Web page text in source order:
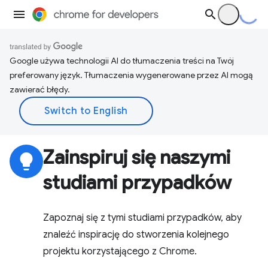
Google używa technologii AI do tłumaczenia treści na Twój
preferowany język. Tłumaczenia wygenerowane przez AI mogą
zawierać błędy.
lightbulb Zainspiruj się naszymi
studiami przypadków
Zapoznaj się z tymi studiami przypadków, aby
znaleźć inspirację do stworzenia kolejnego
projektu korzystającego z Chrome.